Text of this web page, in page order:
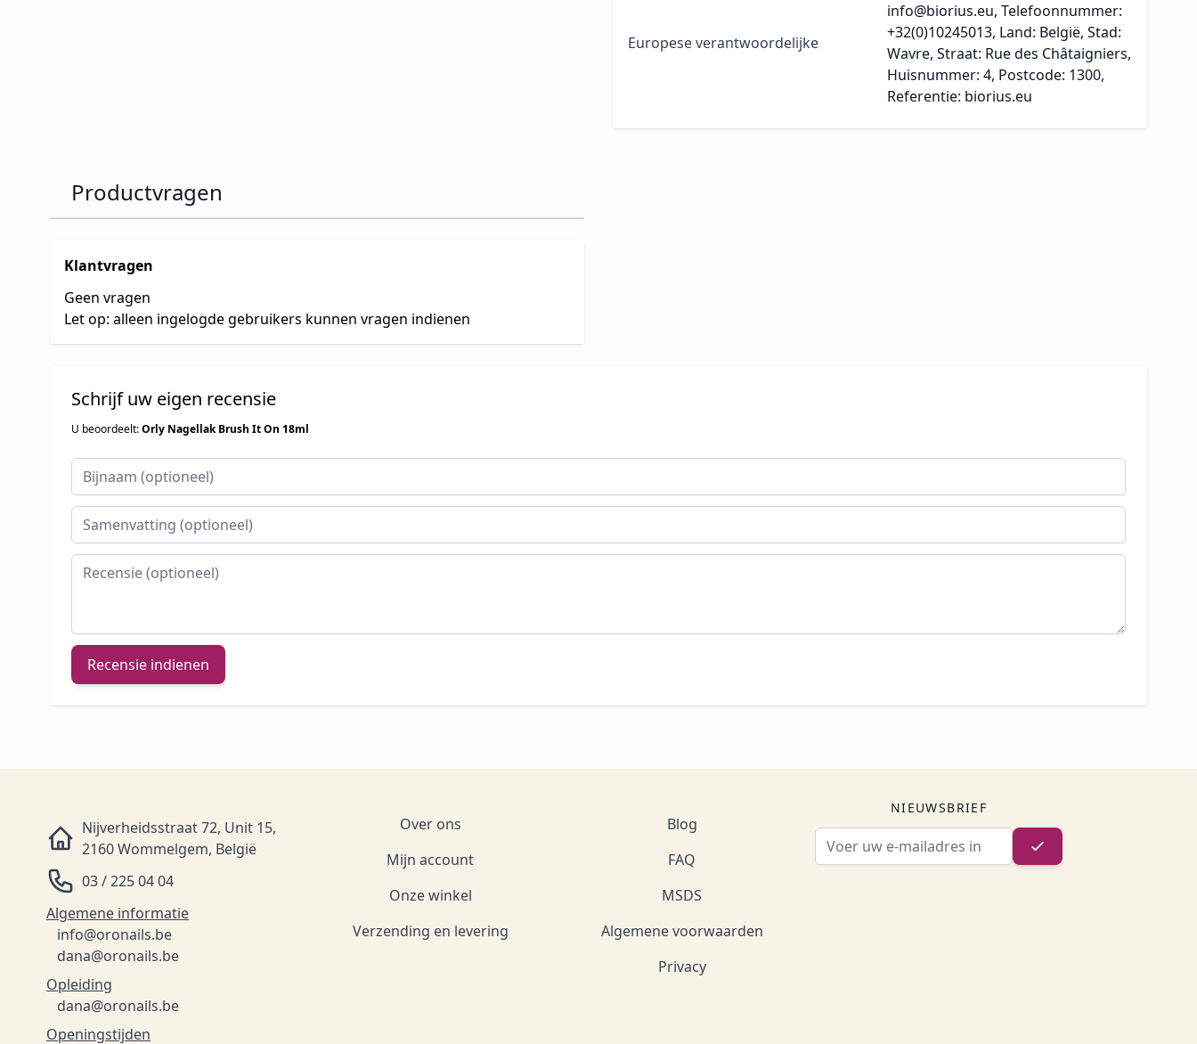
Europese verantwoordelijke
info@biorius.eu, Telefoonnummer:
+32(0)10245013, Land: België, Stad:
Wavre, Straat: Rue des Châtaigniers,
Huisnummer: 4, Postcode: 1300,
Referentie: biorius.eu
Productvragen
Klantvragen
Geen vragen
Let op: alleen ingelogde gebruikers kunnen vragen indienen
Schrijf uw eigen recensie
U beoordeelt:Orly Nagellak Brush It On 18ml
Bijnaam
Samenvatting
Recensie
Recensie indienen
Nijverheidsstraat 72, Unit 15,
2160 Wommelgem, België
03 / 225 04 04
Algemene informatie
info@oronails.be
dana@oronails.be
Opleiding
dana@oronails.be
Openingstijden
Over ons
Mijn account
Onze winkel
Verzending en levering
Blog
FAQ
MSDS
Algemene voorwaarden
Privacy
NIEUWSBRIEF
E-mailadres